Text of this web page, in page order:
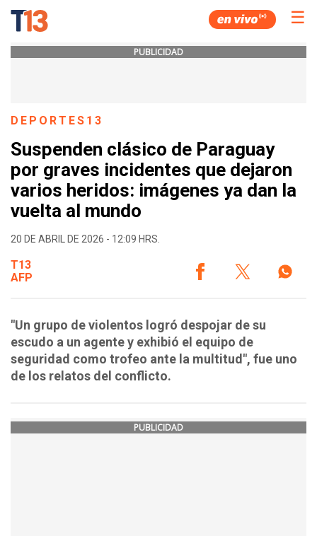
☰
PUBLICIDAD
DEPORTES13
Suspenden clásico de Paraguay
por graves incidentes que dejaron
varios heridos: imágenes ya dan la
vuelta al mundo
20 DE ABRIL DE 2026 - 12:09 HRS.
T13
AFP
"Un grupo de violentos logró despojar de su
escudo a un agente y exhibió el equipo de
seguridad como trofeo ante la multitud", fue uno
de los relatos del conflicto.
PUBLICIDAD